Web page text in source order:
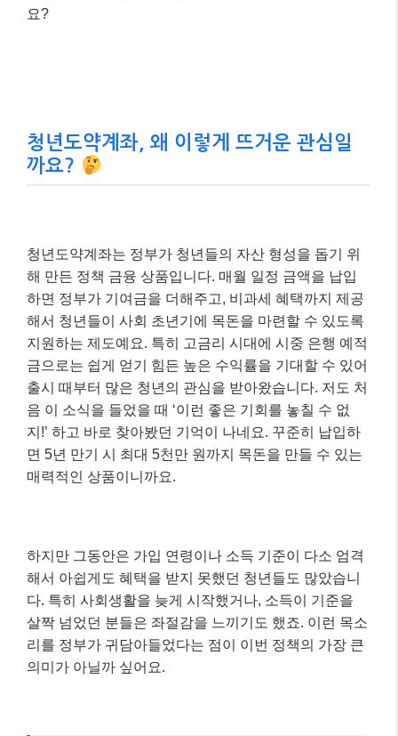
요?
청년도약계좌, 왜 이렇게 뜨거운 관심일
까요?
청년도약계좌는 정부가 청년들의 자산 형성을 돕기 위
해 만든 정책 금융 상품입니다. 매월 일정 금액을 납입
하면 정부가 기여금을 더해주고, 비과세 혜택까지 제공
해서 청년들이 사회 초년기에 목돈을 마련할 수 있도록
지원하는 제도예요. 특히 고금리 시대에 시중 은행 예적
금으로는 쉽게 얻기 힘든 높은 수익률을 기대할 수 있어
출시 때부터 많은 청년의 관심을 받아왔습니다. 저도 처
음 이 소식을 들었을 때 ‘이런 좋은 기회를 놓칠 수 없
지!’ 하고 바로 찾아봤던 기억이 나네요. 꾸준히 납입하
면 5년 만기 시 최대 5천만 원까지 목돈을 만들 수 있는
매력적인 상품이니까요.
하지만 그동안은 가입 연령이나 소득 기준이 다소 엄격
해서 아쉽게도 혜택을 받지 못했던 청년들도 많았습니
다. 특히 사회생활을 늦게 시작했거나, 소득이 기준을
살짝 넘었던 분들은 좌절감을 느끼기도 했죠. 이런 목소
리를 정부가 귀담아들었다는 점이 이번 정책의 가장 큰
의미가 아닐까 싶어요.